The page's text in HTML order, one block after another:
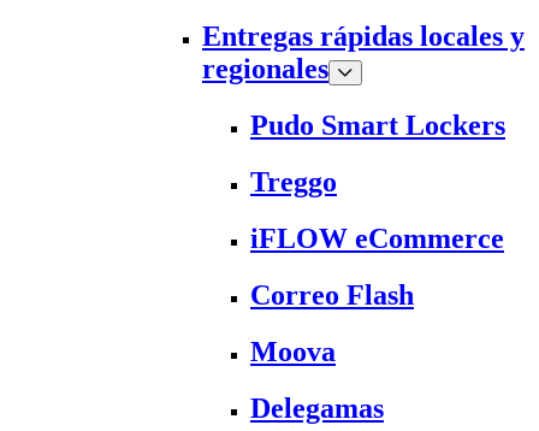
Entregas rápidas locales y
regionales
Pudo Smart Lockers
Treggo
iFLOW eCommerce
Correo Flash
Moova
Delegamas